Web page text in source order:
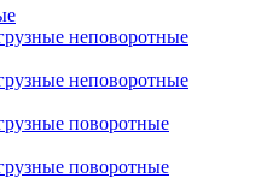
неповоротные
неповоротные
поворотные
поворотные